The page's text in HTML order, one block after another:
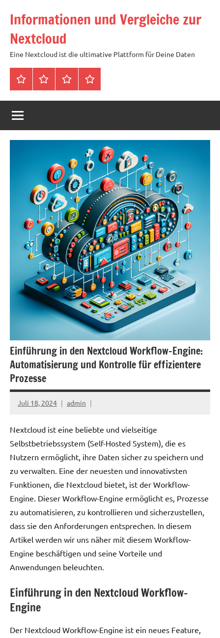
Inhalt
springen
Informationen und Vergleiche zur
Nextcloud
Eine Nextcloud ist die ultimative Plattform für Deine Daten
StartseiteNeuste
Artikel
Cloud
mit
Speicher
4,99
Euro
/
mtl
Tags
Einführung in den Nextcloud Workflow-Engine:
Automatisierung und Kontrolle für effizientere
Prozesse
Juli 18, 2024 admin
Nextcloud ist eine beliebte und vielseitige
Selbstbetriebssystem (Self-Hosted System), die es
Nutzern ermöglicht, ihre Daten sicher zu speichern und
zu verwalten. Eine der neuesten und innovativsten
Funktionen, die Nextcloud bietet, ist der Workflow-
Engine. Dieser Workflow-Engine ermöglicht es, Prozesse
zu automatisieren, zu kontrollieren und sicherzustellen,
dass sie den Anforderungen entsprechen. In diesem
Artikel werden wir uns näher mit diesem Workflow-
Engine beschäftigen und seine Vorteile und
Anwendungen beleuchten.
Einführung in den Nextcloud Workflow-
Engine
Der Nextcloud Workflow-Engine ist ein neues Feature,